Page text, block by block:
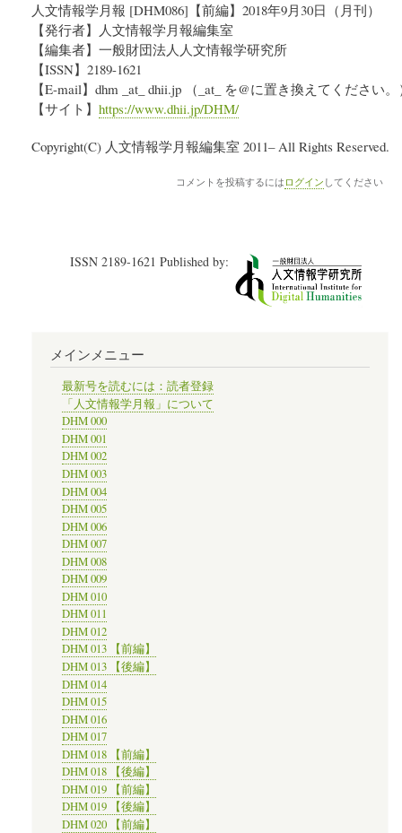
人文情報学月報 [DHM086]【前編】2018年9月30日（月刊）
【発行者】人文情報学月報編集室
【編集者】一般財団法人人文情報学研究所
【ISSN】2189-1621
【E-mail】dhm _at_ dhii.jp （_at_ を@に置き換えてください
【サイト】 https://www.dhii.jp/DHM/
Copyright(C) 人文情報学月報編集室 2011– All Rights Reserved.
コメントを投稿するにはログインしてください
ISSN 2189-1621 Published by:
メインメニュー
最新号を読むには：読者登録
「人文情報学月報」について
DHM 000
DHM 001
DHM 002
DHM 003
DHM 004
DHM 005
DHM 006
DHM 007
DHM 008
DHM 009
DHM 010
DHM 011
DHM 012
DHM 013 【前編】
DHM 013 【後編】
DHM 014
DHM 015
DHM 016
DHM 017
DHM 018 【前編】
DHM 018 【後編】
DHM 019 【前編】
DHM 019 【後編】
DHM 020 【前編】